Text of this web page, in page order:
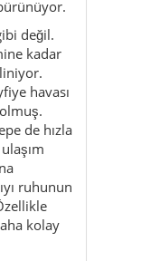
değil.
kadar
havası
de hızla
ruhunun
kolay